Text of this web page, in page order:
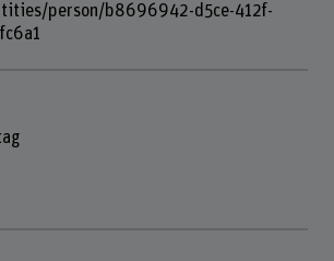
person/b8696942-d5ce-412f-